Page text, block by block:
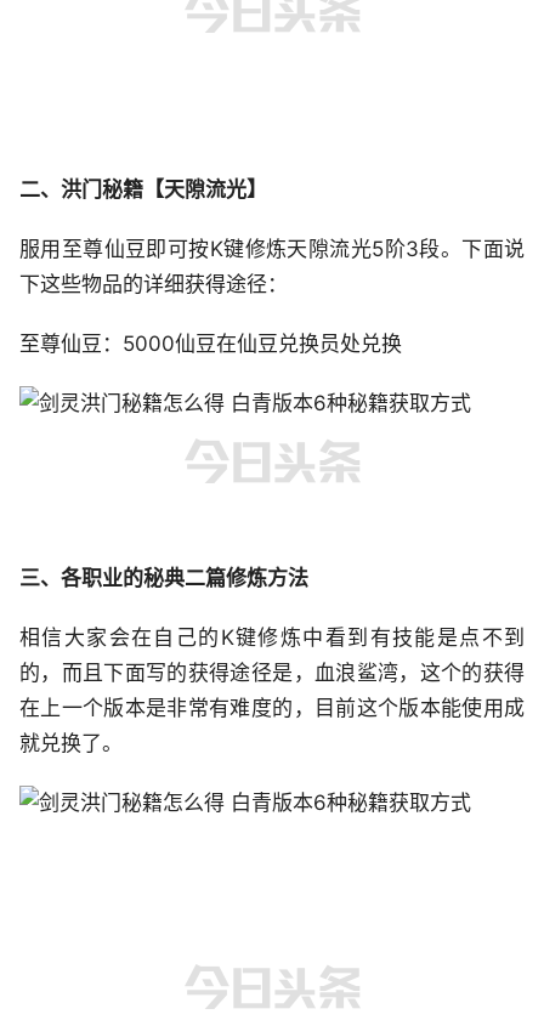
二、洪门秘籍【天隙流光】
服用至尊仙豆即可按K键修炼天隙流光5阶3段。下面说
下这些物品的详细获得途径：
至尊仙豆：5000仙豆在仙豆兑换员处兑换
三、各职业的秘典二篇修炼方法
相信大家会在自己的K键修炼中看到有技能是点不到
的，而且下面写的获得途径是，血浪鲨湾，这个的获得
在上一个版本是非常有难度的，目前这个版本能使用成
就兑换了。